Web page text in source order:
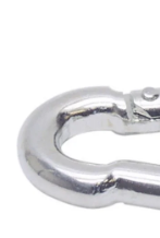
hvězdiček.